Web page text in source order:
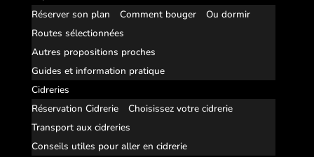
Réserver son plan
Comment bouger
Ou dormir
Routes sélectionnées
Autres propositions proches
Guides et information pratique
Cidreries
Réservation Cidrerie
Choisissez votre cidrerie
Transport aux cidreries
Conseils utiles pour aller en cidrerie